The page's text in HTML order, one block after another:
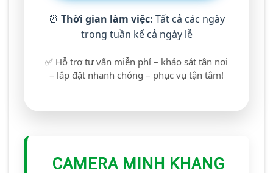
⏰ Thời gian làm việc: Tất cả các ngày
trong tuần kể cả ngày lễ
✅ Hỗ trợ tư vấn miễn phí – khảo sát tận nơi
– lắp đặt nhanh chóng – phục vụ tận tâm!
CAMERA MINH KHANG